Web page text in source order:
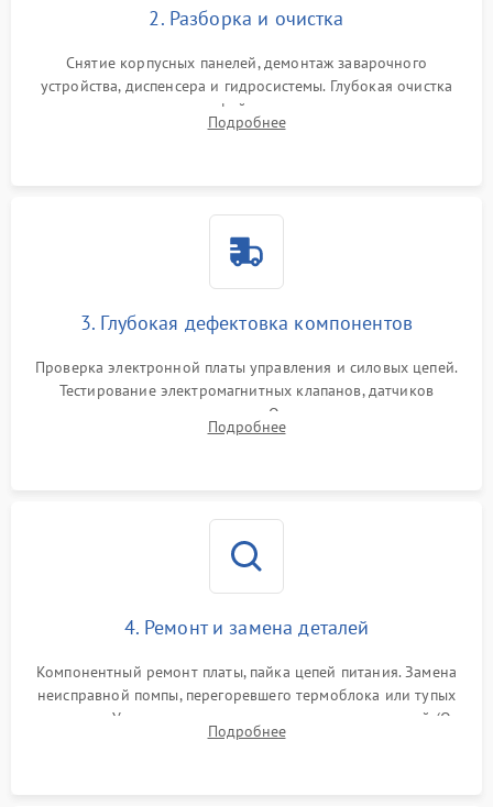
2. Разборка и очистка
Снятие корпусных панелей, демонтаж заварочного
устройства, диспенсера и гидросистемы. Глубокая очистка
внутренних узлов от кофейных масел, жмыха и накипи.
Промывка дренажных каналов и фильтров с использованием
Подробнее
3. Глубокая дефектовка компонентов
Проверка электронной платы управления и силовых цепей.
Тестирование электромагнитных клапанов, датчиков
температуры и расходомера. Оценка степени износа
жерновов кофемолки, уплотнительных колец гидросистемы
Подробнее
4. Ремонт и замена деталей
Компонентный ремонт платы, пайка цепей питания. Замена
неисправной помпы, перегоревшего термоблока или тупых
жерновов. Установка новых силиконовых уплотнителей (O-
ring) и тефлоновых трубок для надежного устранения
Подробнее